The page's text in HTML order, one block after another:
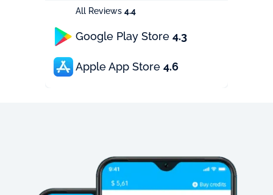
All Reviews 4.4
Google Play Store 4.3
Apple App Store 4.6